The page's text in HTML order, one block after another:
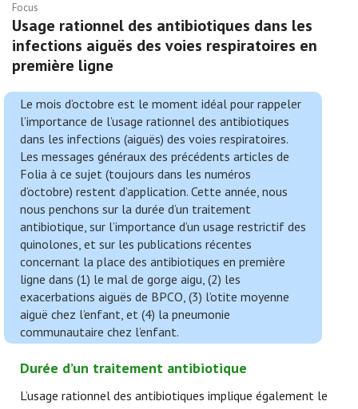
Focus
Usage rationnel des antibiotiques dans les
infections aiguës des voies respiratoires en
première ligne
Le mois d’octobre est le moment idéal pour rappeler
l’importance de l’usage rationnel des antibiotiques
dans les infections (aiguës) des voies respiratoires.
Les messages généraux des précédents articles de
Folia à ce sujet (toujours dans les numéros
d’octobre) restent d’application. Cette année, nous
nous penchons sur la durée d’un traitement
antibiotique, sur l’importance d’un usage restrictif des
quinolones, et sur les publications récentes
concernant la place des antibiotiques en première
ligne dans (1) le mal de gorge aigu, (2) les
exacerbations aiguës de BPCO, (3) l’otite moyenne
aiguë chez l’enfant, et (4) la pneumonie
communautaire chez l’enfant.
Durée d’un traitement antibiotique
L’usage rationnel des antibiotiques implique également le